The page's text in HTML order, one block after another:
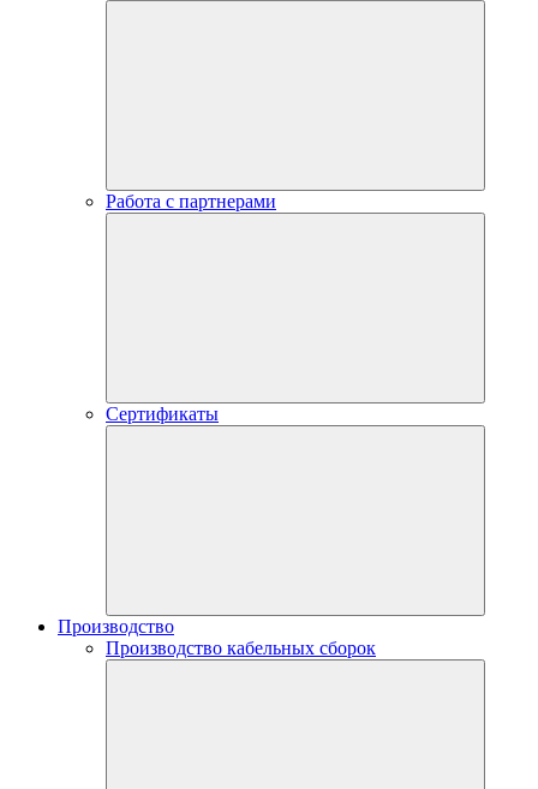
Работа с партнерами
Сертификаты
Производство
Производство кабельных сборок